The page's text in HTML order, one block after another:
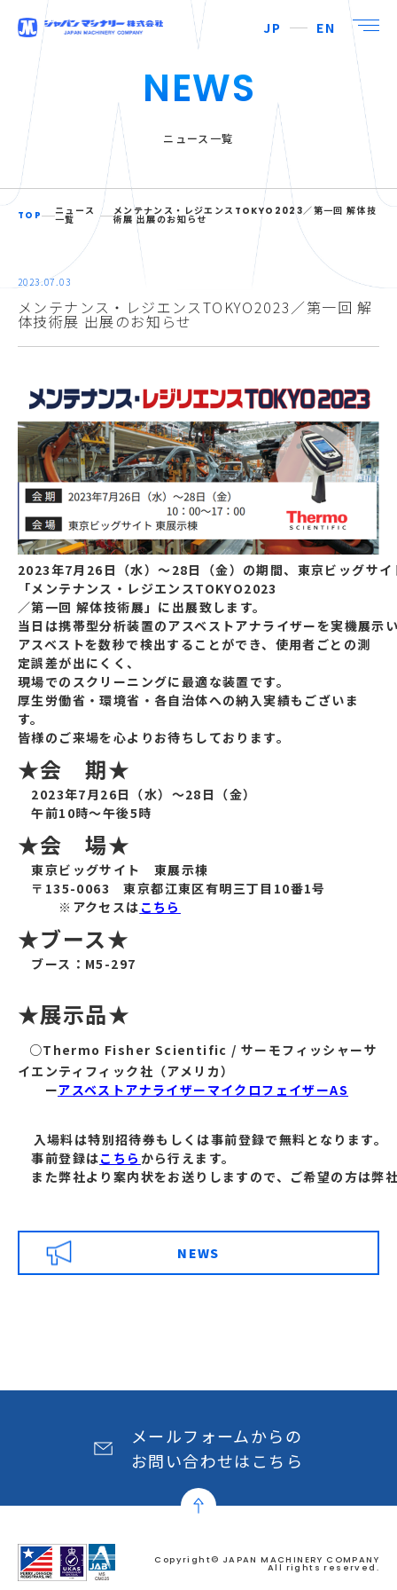
JP EN
NEWS
ニュース一覧
TOP ニュース
一覧
メンテナンス・レジエンスTOKYO2023／第一回 解体技
術展 出展のお知らせ
2023.07.03
メンテナンス・レジエンスTOKYO2023／第一回 解
体技術展 出展のお知らせ
2023年7月26日（水）～28日（金）の期間、東京ビッグサイ
「メンテナンス・レジエンスTOKYO2023
／第一回 解体技術展」に出展致します。
当日は携帯型分析装置のアスベストアナライザーを実機展示
アスベストを数秒で検出することができ、使用者ごとの測
定誤差が出にくく、
現場でのスクリーニングに最適な装置です。
厚生労働省・環境省・各自治体への納入実績もございま
す。
皆様のご来場を心よりお待ちしております。
★会 期★
2023年7月26日（水）～28日（金）
午前10時～午後5時
★会 場★
東京ビッグサイト 東展示棟
〒135-0063 東京都江東区有明三丁目10番1号
※アクセスは こちら
★ブース★
ブース：M5-297
★展示品★
○Thermo Fisher Scientific / サーモフィッシャーサ
イエンティフィック社（アメリカ）
ーアスベストアナライザーマイクロフェイザーAS
入場料は特別招待券もしくは事前登録で無料となります。
事前登録はこちら から行えます。
また弊社より案内状をお送りしますので、ご希望の方は
NEWS
メールフォームからの
お問い合わせはこちら
Copyright© JAPAN MACHINERY COMPANY
All rights reserved.